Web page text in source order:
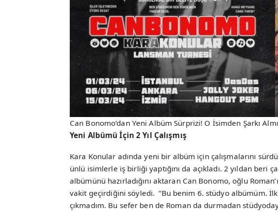
Can Bonomo’dan Yeni Albüm Sürprizi! O İsimden Şarkı
Yeni Albümü İçin 2 Yıl Çalışmış
Kara Konular adında yeni bir albüm için çalışmalarını
ünlü isimlerle iş birliği yaptığını da açıkladı. 2 yıldan beri
albümünü hazırladığını aktaran Can Bonomo, oğlu
vakit geçirdiğini söyledi. “Bu benim 6. stüdyo albümüm.
çıkmadım. Bu sefer ben de Roman da durmadan